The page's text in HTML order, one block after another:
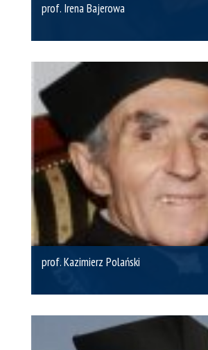
prof. Irena Bajerowa
prof. Kazimierz Polański